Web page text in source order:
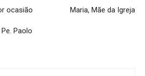
ocasião
Paolo
Maria, Mãe da Igreja